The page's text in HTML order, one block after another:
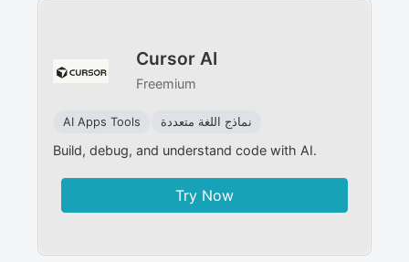
Cursor AI
Freemium
AI Apps Tools نماذج اللغة متعددة
Build, debug, and understand code with AI.
Try Now